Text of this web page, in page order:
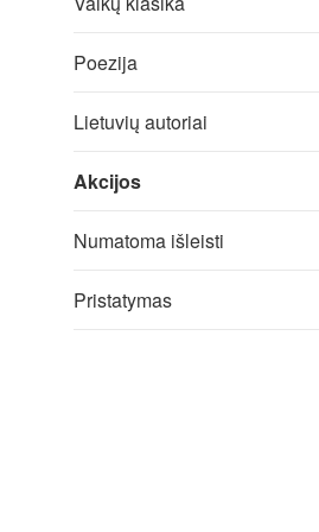
Poezija
Lietuvių autoriai
Akcijos
Numatoma išleisti
Pristatymas